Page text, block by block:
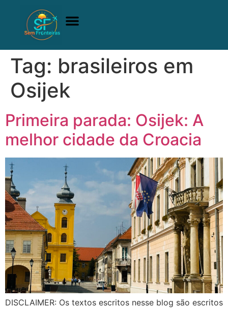
Tag: brasileiros em
Osijek
Primeira parada: Osijek: A
melhor cidade da Croacia
DISCLAIMER: Os textos escritos nesse blog são escritos